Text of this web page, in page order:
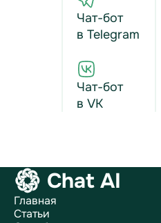
Чат-бот
в Telegram
Чат-бот
в VK
Chat AI
Главная
Статьи